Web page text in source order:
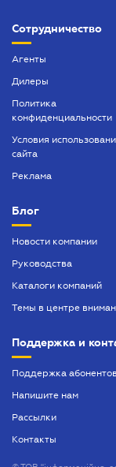
Сотрудничество
Агенты
Дилеры
Политика
конфиденциальности
Условия
сайта
Реклама
Блог
Новости компании
Руководства
Каталоги компаний
Темы в центре
Поддержка и
Поддержка
Напишите нам
Рассылки
Контакты